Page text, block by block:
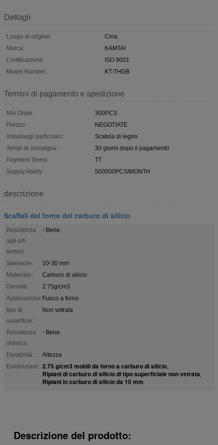
Dettagli
Luogo di origine:
Cina
Marca:
KAMTAI
Certificazione:
ISO 9001
Model Number:
KT-THGB
Termini di pagamento e spedizione
Min Order:
300PCS
Prezzo:
NEGOTIATE
Imballaggi particolari:
Scatola di legno
Tempi di consegna:
30 giorni dopo il pagamento
Payment Terms:
TT
Supply Ability:
500000PCS/MONTH
descrizione
Scaffali del forno del carburo di silicio
Resistenza
agli urti
termici:
- Bene.
Spessore:
10-30 mm
Materiale:
Carburo di silicio
Densità:
2.75g/cm3
Applicazione:Fuoco a forno
tipo di
superficie:
Non vetrata
Resistenza
chimica:
- Bene.
Durabilità:
Altezza
Evidenziare: 2.75 g/cm3 mobili da forno a carburo di silicio,
Ripiani di carburo di silicio di tipo superficiale non vetrata,
Ripiani in carburo di silicio da 10 mm
Descrizione del prodotto: